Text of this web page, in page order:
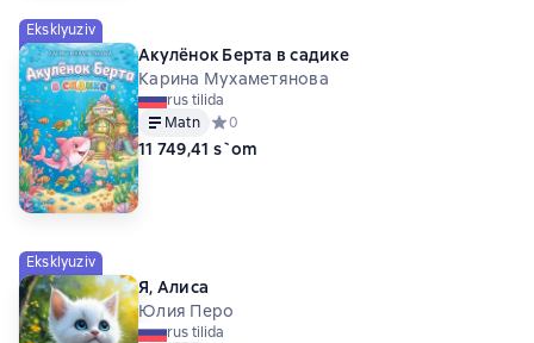
Eksklyuziv
Акулёнок Берта в садике
Карина Мухаметянова
rus tilida
Matn
Средний рейтинг 0 на основе 0 оценок
0
11 749,41 s`om
Eksklyuziv
Я, Алиса
Юлия Перо
rus tilida